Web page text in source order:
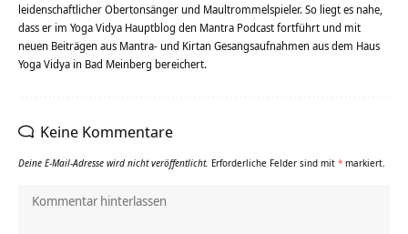
leidenschaftlicher Obertonsänger und Maultrommelspieler. So liegt es nahe,
dass er im Yoga Vidya Hauptblog den Mantra Podcast fortführt und mit
neuen Beiträgen aus Mantra- und Kirtan Gesangsaufnahmen aus dem Haus
Yoga Vidya in Bad Meinberg bereichert.
Keine Kommentare
Deine E-Mail-Adresse wird nicht veröffentlicht. Erforderliche Felder sind mit * markiert.